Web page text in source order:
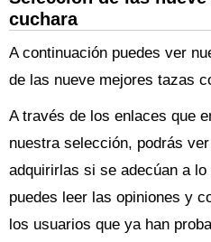
cuchara
A continuación puedes ver
de las nueve mejores tazas
A través de los enlaces que
nuestra selección, podrás
adquirirlas si se adecúan a
puedes leer las opiniones y
los usuarios que ya han